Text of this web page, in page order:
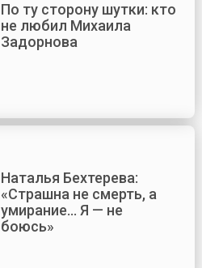
По ту сторону шутки: кто
не любил Михаила
Задорнова
Наталья Бехтерева:
«Страшна не смерть, а
умирание... Я — не
боюсь»